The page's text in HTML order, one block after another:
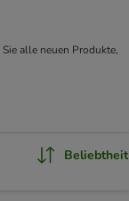
alle neuen Produkte,
Beliebtheit